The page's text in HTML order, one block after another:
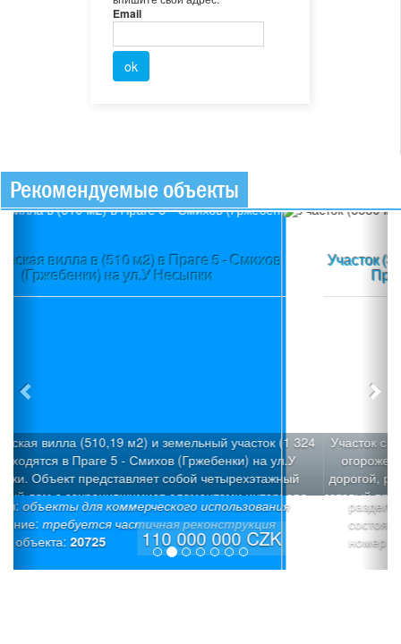
Email
Рекомендуемые объекты
Участок (3580 м2) в пос.Вшеноры (Прага-запад) +
Проект + Строительное разрешение
раздел:строительные участки
состояние:
номер объекта: 20709
Участок с уклоном (3580 м2), который можно разделить
огороженных участка под застройку с общей
дорогой, расположен в пос.Вшеноры (Прага-запад).
готовый проект трех современных вилл «Панорама
с Разрешением на строительство 3 семейных домов:
«Х» (6/7+1): Площадь участка - 1026 м², полезная
242,1 м², площадь застройки: -187,3 м² (коэффициент
застройки 18,2%). Просторный дом со встроенным
19 900 000 CZK
Previous